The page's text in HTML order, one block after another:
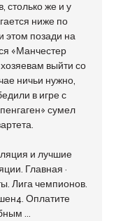
столько же и у
ниже по
этом позади на
«Манчестер
выйти со
ничьи нужно,
в игре с
сумел
и лучшие
Главная ·
Лига чемпионов.
Оплатите
...